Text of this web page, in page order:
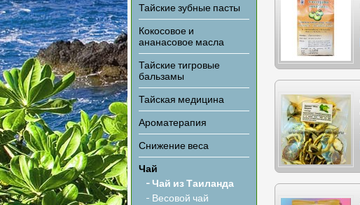
Тайские зубные пасты
Кокосовое и
ананасовое масла
Тайские тигровые
бальзамы
Тайская медицина
Ароматерапия
Снижение веса
Чай
- Чай из Таиланда
- Весовой чай